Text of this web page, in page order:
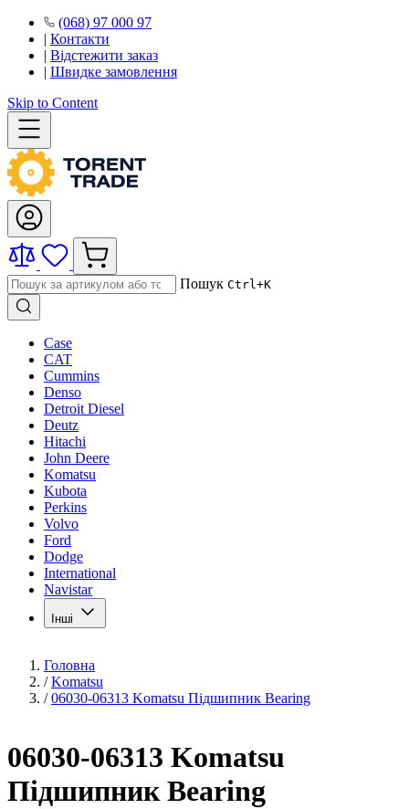
(068) 97 000 97
| Контакти
| Відстежити заказ
| Швидке замовлення
Skip to Content
Пошук Ctrl+K
Case
CAT
Cummins
Denso
Detroit Diesel
Deutz
Hitachi
John Deere
Komatsu
Kubota
Perkins
Volvo
Ford
Dodge
International
Navistar
Інші
Головна
/ Komatsu
/ 06030-06313 Komatsu Підшипник Bearing
06030-06313 Komatsu
Підшипник Bearing